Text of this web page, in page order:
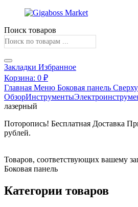
Поиск товаров
Закладки Избранное
Корзина: 0 ₽
Главная Меню Боковая панель Сверху
ОбзорИнструменты
лазерный
Поторопись! Бесплатная Доставка
рублей.
Товаров, соответствующих вашему
Боковая панель
Категории товаров